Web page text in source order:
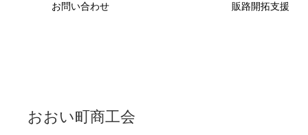
お問い合わせ 販路開拓支援
おおい町商工会